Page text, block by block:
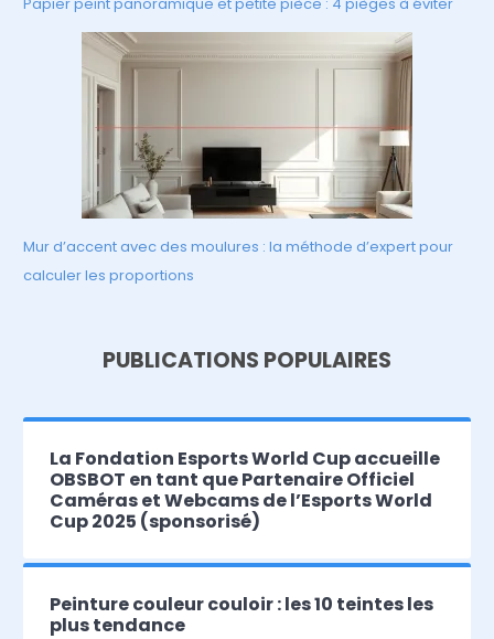
Papier peint panoramique et petite pièce : 4 pièges à éviter
Mur d’accent avec des moulures : la méthode d’expert pour
calculer les proportions
PUBLICATIONS POPULAIRES
La Fondation Esports World Cup accueille
OBSBOT en tant que Partenaire Officiel
Caméras et Webcams de l’Esports World
Cup 2025 (sponsorisé)
Peinture couleur couloir : les 10 teintes les
plus tendance